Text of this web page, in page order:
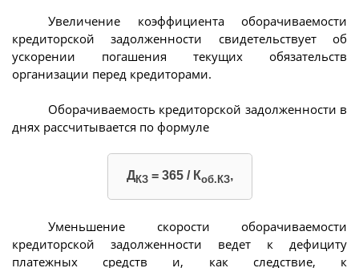
Увеличение коэффициента оборачиваемости
кредиторской задолженности свидетельствует об
ускорении погашения текущих обязательств
организации перед кредиторами.
Оборачиваемость кредиторской задолженности в
днях рассчитывается по формуле
ДКЗ= 365 / Коб.КЗ,
Уменьшение скорости оборачиваемости
кредиторской задолженности ведет к дефициту
платежных средств и, как следствие, к